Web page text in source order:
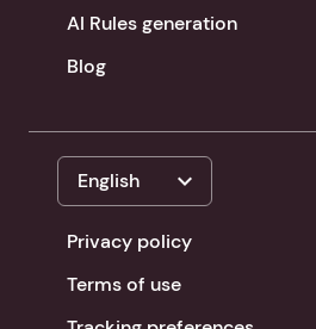
AI Rules generation
Blog
English expand_more
Privacy policy
Terms of use